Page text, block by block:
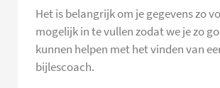
Het is belangrijk om je gegevens zo
mogelijk in te vullen zodat we je zo
kunnen helpen met het vinden van
bijlescoach.